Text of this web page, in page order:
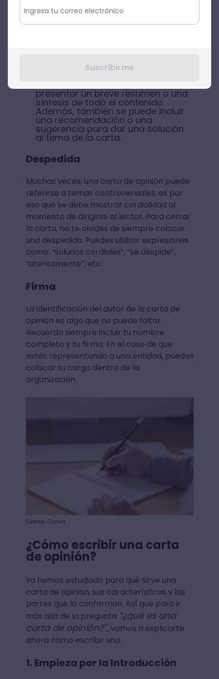
opiniones expresa una carta de
argumentos que validen la postura
carta de opinión, se puede
presentar un breve resumen o una
síntesis de todo el contenido.
Además, también se puede incluir
una recomendación o una
sugerencia para dar una solución
al tema de la carta.
Despedida
Muchas veces, una carta de opinión puede
referirse a temas controversiales, es por
eso que se debe mostrar cordialidad al
momento de dirigirse al lector. Para cerrar
la carta, no te olvides de siempre colocar
una despedida. Puedes utilizar expresiones
como: “saludos cordiales”, “se despide”,
“atentamente”, etc.
Firma
La identificación del autor de la carta de
opinión es algo que no puede faltar.
Recuerda siempre incluir tu nombre
completo y tu firma. En el caso de que
estés representando a una entidad, puedes
colocar tu cargo dentro de la
organización.
Fuente: Canva
¿Cómo escribir una carta
de opinión?
Ya hemos estudiado para qué sirve una
carta de opinión, sus características y las
partes que la conforman. Así que para ir
más allá de la pregunta “¿qué es una
carta de opinión?'', vamos a explicarte
ahora cómo escribir una.
1. Empieza por la Introducción
Suscribirme